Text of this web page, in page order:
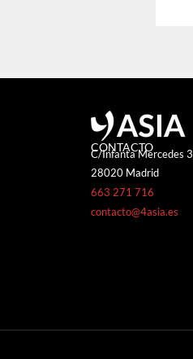
CONTACTO
C/Infanta Mercedes
28020 Madrid
663 271 716
contacto@4asia.es